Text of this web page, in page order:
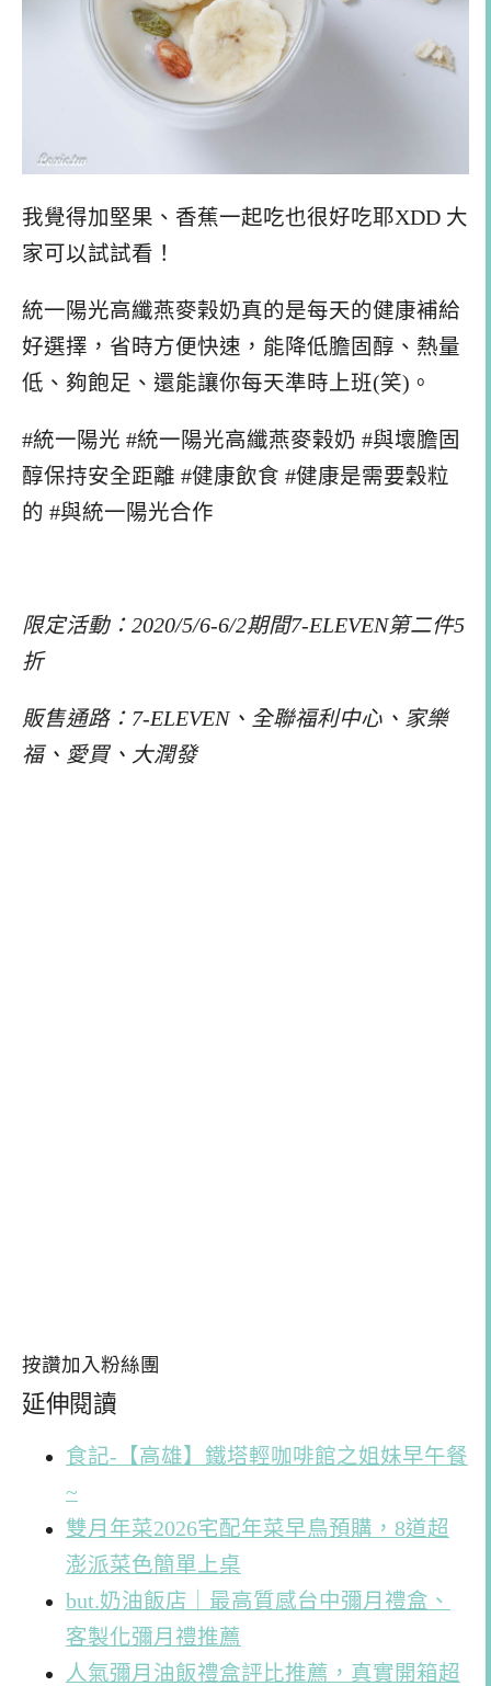
我覺得加堅果、香蕉一起吃也很好吃耶XDD 大
家可以試試看！
統一陽光高纖燕麥榖奶真的是每天的健康補給
好選擇，省時方便快速，能降低膽固醇、熱量
低、夠飽足、還能讓你每天準時上班(笑)。
#統一陽光 #統一陽光高纖燕麥榖奶 #與壞膽固
醇保持安全距離 #健康飲食 #健康是需要穀粒
的 #與統一陽光合作
限定活動：2020/5/6-6/2期間7-ELEVEN第二件5
折
販售通路：7-ELEVEN、全聯福利中心、家樂
福、愛買、大潤發
按讚加入粉絲團
延伸閱讀
食記-【高雄】鐵塔輕咖啡館之姐妹早午餐
~
雙月年菜2026宅配年菜早鳥預購，8道超
澎派菜色簡單上桌
but.奶油飯店｜最高質感台中彌月禮盒、
客製化彌月禮推薦
人氣彌月油飯禮盒評比推薦，真實開箱超